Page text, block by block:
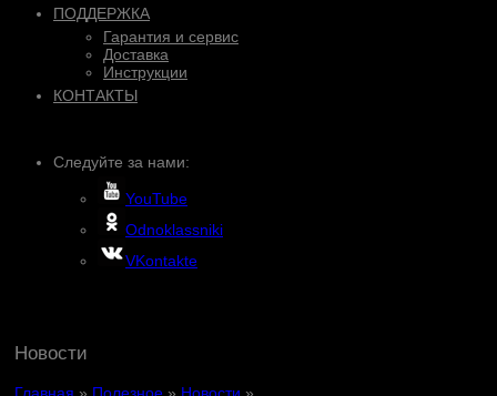
ПОДДЕРЖКА
Гарантия и сервис
Доставка
Инструкции
КОНТАКТЫ
Следуйте за нами:
YouTube
Odnoklassniki
VKontakte
Новости
Главная » Полезное » Новости »